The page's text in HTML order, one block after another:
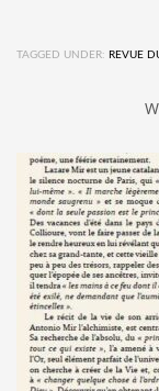
TAGGED UNDER: REVUE